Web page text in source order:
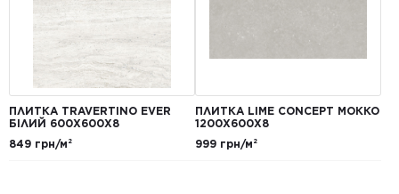
ПЛИТКА TRAVERTINO EVER
БІЛИЙ 600Х600Х8
849 грн/м²
ПЛИТКА LIME CONCEPT МОККО
1200Х600Х8
999 грн/м²